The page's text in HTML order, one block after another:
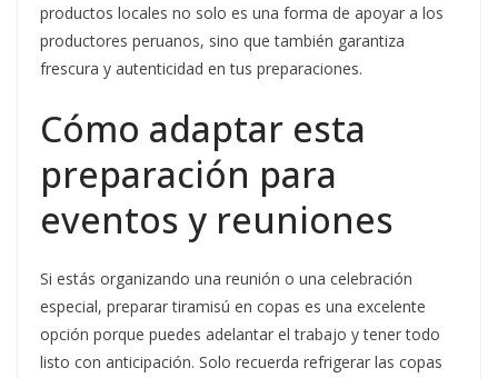
productos locales no solo es una forma de apoyar a los
productores peruanos, sino que también garantiza
frescura y autenticidad en tus preparaciones.
Cómo adaptar esta
preparación para
eventos y reuniones
Si estás organizando una reunión o una celebración
especial, preparar tiramisú en copas es una excelente
opción porque puedes adelantar el trabajo y tener todo
listo con anticipación. Solo recuerda refrigerar las copas